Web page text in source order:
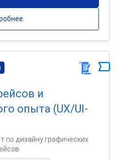
и
опыта (UX/UI-
по дизайну графических